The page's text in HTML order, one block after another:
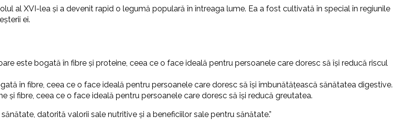
al XVI-lea și a devenit rapid o legumă populară în întreaga lume. Ea a fost cultivată în special în regiunile
ei.
este bogată în fibre și proteine, ceea ce o face ideală pentru persoanele care doresc să își reducă riscul
în fibre, ceea ce o face ideală pentru persoanele care doresc să își îmbunătățească sănătatea digestive.
și fibre, ceea ce o face ideală pentru persoanele care doresc să își reducă greutatea.
datorită valorii sale nutritive și a beneficiilor sale pentru sănătate.”